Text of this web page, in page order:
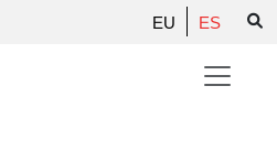
EU ES